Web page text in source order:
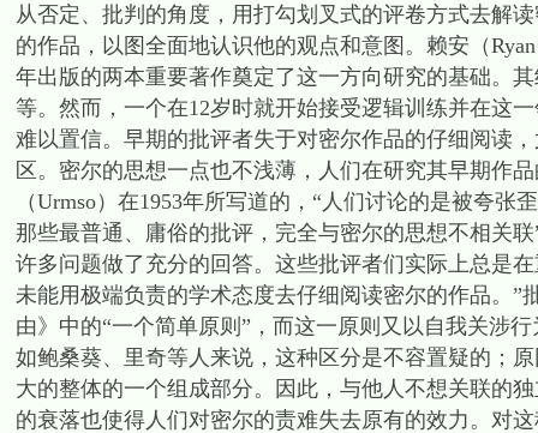
从否定、批判的角度，用打勾划叉式的评卷方式去解
的作品，以图全面地认识他的观点和意图。赖安（
年出版的两本重要著作奠定了这一方向研究的基础。
等。然而，一个在12岁时就开始接受逻辑训练并在这
难以置信。早期的批评者失于对密尔作品的仔细阅读
区。密尔的思想一点也不浅薄，人们在研究其早期作
（Urmso）在1953年所写道的，“人们讨论的是被夸
那些最普通、庸俗的批评，完全与密尔的思想不相关
许多问题做了充分的回答。这些批评者们实际上总是
未能用极端负责的学术态度去仔细阅读密尔的作品。
由》中的“一个简单原则”，而这一原则又以自我关涉
如鲍桑葵、里奇等人来说，这种区分是不容置疑的；
大的整体的一个组成部分。因此，与他人不想关联的
的衰落也使得人们对密尔的责难失去原有的效力。对